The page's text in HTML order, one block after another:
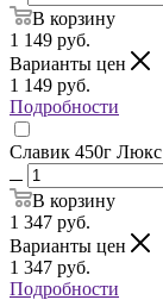
В корзину
1 149 руб.
Варианты цен
1 149 руб.
Подробности
Славик 450г Люкс
В корзину
1 347 руб.
Варианты цен
1 347 руб.
Подробности